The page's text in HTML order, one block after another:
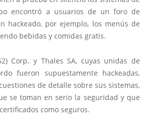
encontró a usuarios de un foro de
hackeado, por ejemplo, los menús de
bebidas y comidas gratis.
) Corp. y Thales SA, cuyas unidas de
fueron supuestamente hackeadas,
de detalle sobre sus sistemas,
se toman en serio la seguridad y que
como seguros.